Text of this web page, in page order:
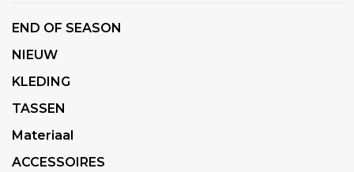
END OF SEASON
NIEUW
KLEDING
TASSEN
Materiaal
ACCESSOIRES